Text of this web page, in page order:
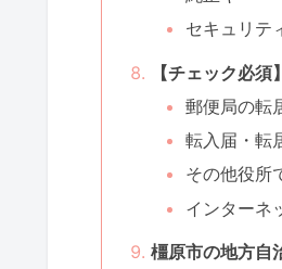
セキュリテ
【チェック必
郵便局の転
転入届・転
その他役所
インターネ
橿原市の地方自